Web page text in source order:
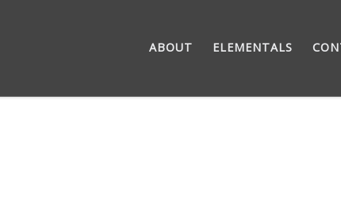
ABOUT ELEMENTALS